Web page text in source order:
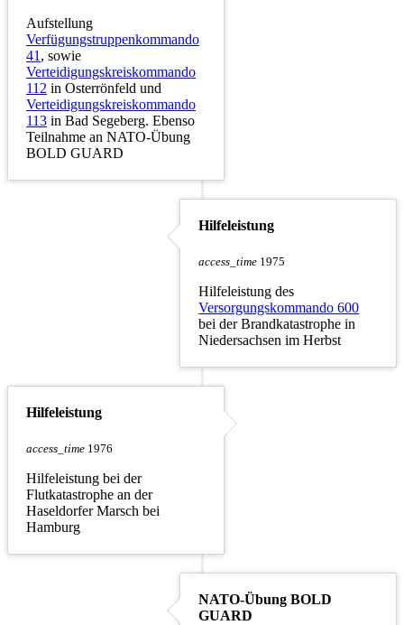
Aufstellung
Verfügungstruppenkommando
41 , sowie
Verteidigungskreiskommando
112 in Osterrönfeld und
Verteidigungskreiskommando
113 in Bad Segeberg. Ebenso
Teilnahme an NATO-Übung
BOLD GUARD
Hilfeleistung
access_time 1975
Hilfeleistung des
Versorgungskommando 600
bei der Brandkatastrophe in
Niedersachsen im Herbst
Hilfeleistung
access_time 1976
Hilfeleistung bei der
Flutkatastrophe an der
Haseldorfer Marsch bei
Hamburg
NATO-Übung BOLD
GUARD